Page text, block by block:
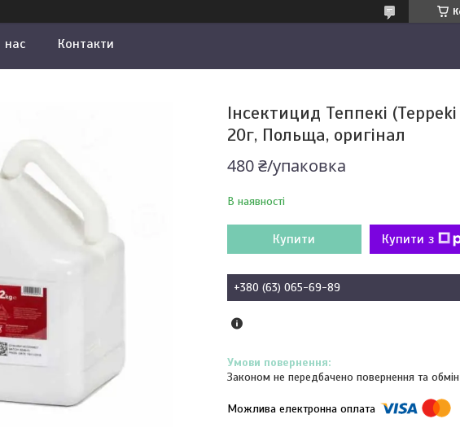
нас Контакти
Інсектицид Теппекі (Teppeki
20г, Польща, оригінал
480 ₴/упаковка
В наявності
Купити Купити з
+380 (63) 065-69-89
Законом не передбачено повернення та